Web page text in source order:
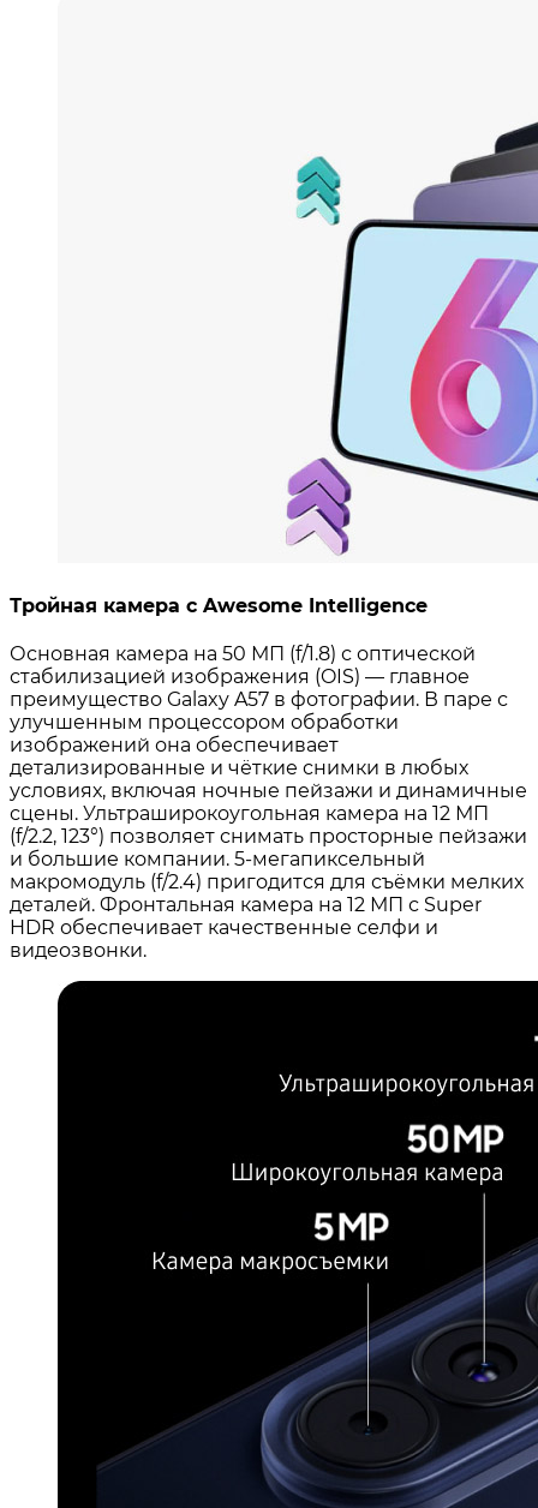
Тройная камера с Awesome Intelligence
Основная камера на 50 МП (f/1.8) с оптической
стабилизацией изображения (OIS) — главное
преимущество Galaxy A57 в фотографии. В паре с
улучшенным процессором обработки
изображений она обеспечивает
детализированные и чёткие снимки в любых
условиях, включая ночные пейзажи и динамичные
сцены. Ультраширокоугольная камера на 12 МП
(f/2.2, 123°) позволяет снимать просторные пейзажи
и большие компании. 5-мегапиксельный
макромодуль (f/2.4) пригодится для съёмки мелких
деталей. Фронтальная камера на 12 МП с Super
HDR обеспечивает качественные селфи и
видеозвонки.